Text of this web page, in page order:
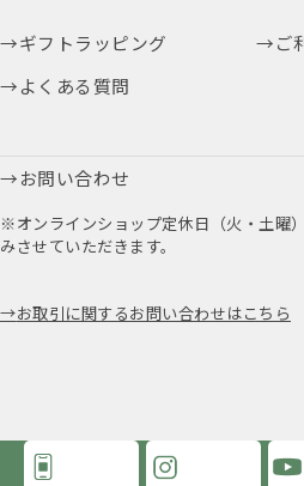
ギフトラッピング
ご
よくある質問
お問い合わせ
※オンラインショップ定休日（火・土曜
みさせていただきます。
お取引に関するお問い合わせはこちら